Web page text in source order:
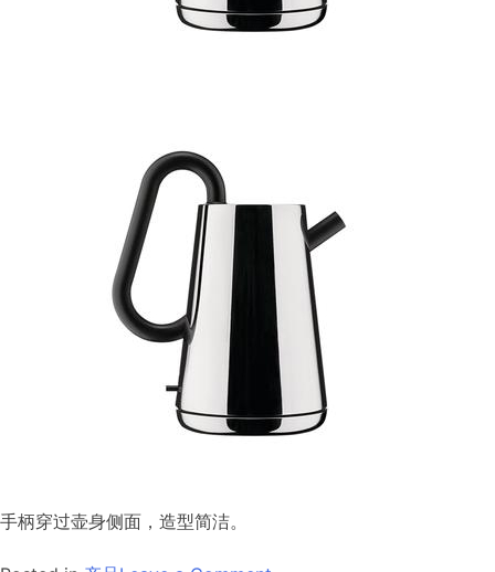
手柄穿过壶身侧面，造型简洁。